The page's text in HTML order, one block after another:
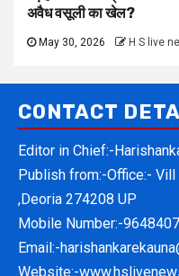
अवैध वसूली का खेल?
May 30, 2026 H S live
CONTACT
Editor in Chief:-
Publish from:-Office:- Vill
,Deoria 274208 UP
Mobile Number:-
Email:-
Website:-